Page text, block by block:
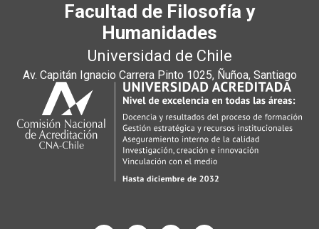
Facultad de Filosofía y
Humanidades
Universidad de Chile
Av. Capitán Ignacio Carrera Pinto 1025, Ñuñoa, Santiago